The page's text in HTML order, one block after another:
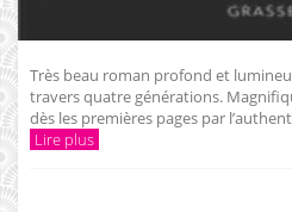
Très beau roman profond et
travers quatre générations.
dès les premières pages par
Lire plus